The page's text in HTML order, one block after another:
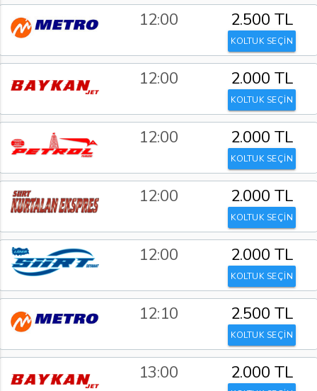
12:00 2.500 TL
KOLTUK SEÇİN
12:00 2.000 TL
KOLTUK SEÇİN
12:00 2.000 TL
KOLTUK SEÇİN
12:00 2.000 TL
KOLTUK SEÇİN
12:00 2.000 TL
KOLTUK SEÇİN
12:10 2.500 TL
KOLTUK SEÇİN
13:00 2.000 TL